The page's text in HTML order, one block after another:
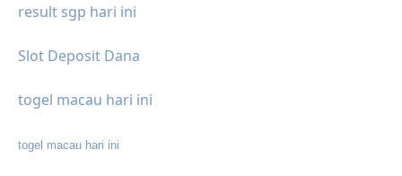
result sgp hari ini
Slot Deposit Dana
togel macau hari ini
togel macau hari ini